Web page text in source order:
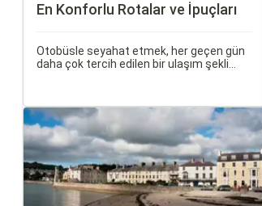
En Konforlu Rotalar ve İpuçları
Otobüsle seyahat etmek, her geçen gün
daha çok tercih edilen bir ulaşım şekli
konforlu ve keyifli hale getirmek için
bilmeniz gereken her şeyi bulacaksınız.